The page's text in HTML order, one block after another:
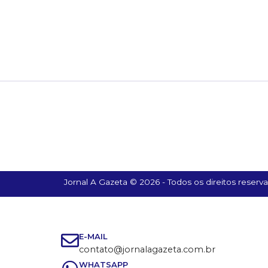
Jornal A Gazeta © 2026 - Todos os direitos
E-MAIL
contato@jornalagazeta.com.br
WHATSAPP